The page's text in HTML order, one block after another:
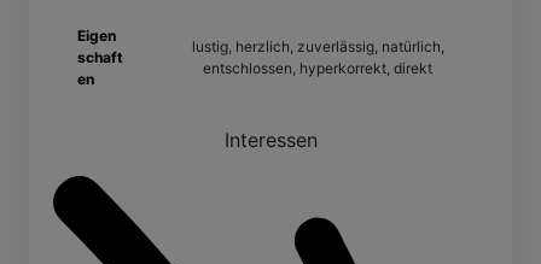
Eigen
schaft
en
lustig, herzlich, zuverlässig, natürlich,
entschlossen, hyperkorrekt, direkt
Interessen